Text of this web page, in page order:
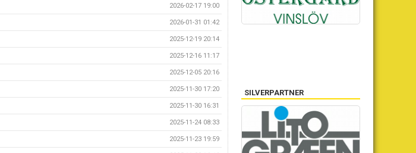
2026-02-17 19:00
2026-01-31 01:42
2025-12-19 20:14
2025-12-16 11:17
2025-12-05 20:16
2025-11-30 17:20
2025-11-30 16:31
2025-11-24 08:33
2025-11-23 19:59
SILVERPARTNER